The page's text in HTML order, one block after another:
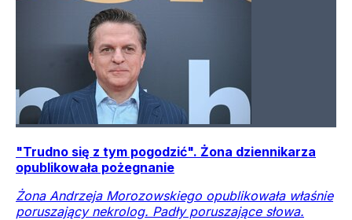
"Trudno się z tym pogodzić". Żona dziennikarza
opublikowała pożegnanie
Żona Andrzeja Morozowskiego opublikowała właśnie
poruszający nekrolog. Padły poruszające słowa.